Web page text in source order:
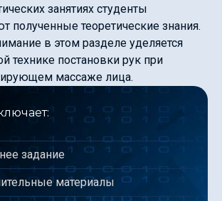
занятиях студенты
полученные теоретические знания.
в этом разделе уделяется
технике постановки рук при
массаже лица.
задание
материалы